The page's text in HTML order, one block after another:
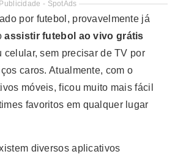
Publicidade - SpotAds
por futebol, provavelmente já
assistir futebol ao vivo grátis
celular, sem precisar de TV por
caros. Atualmente, com o
móveis, ficou muito mais fácil
favoritos em qualquer lugar
diversos aplicativos